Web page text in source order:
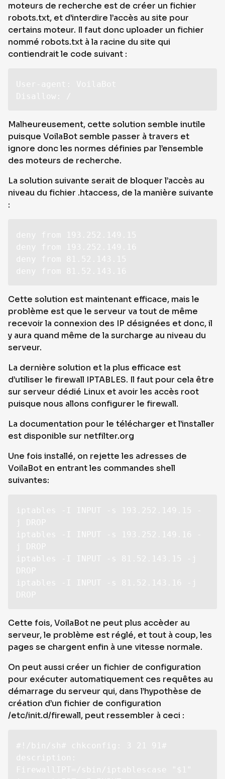
moteurs de recherche est de créer un fichier
robots.txt, et d’interdire l’accès au site pour
certains moteur. Il faut donc uploader un fichier
nommé robots.txt à la racine du site qui
contiendrait le code suivant :
User-agent: VoilaBot
Disallow: /
Malheureusement, cette solution semble inutile
puisque VoilaBot semble passer à travers et
ignore donc les normes définies par l’ensemble
des moteurs de recherche.
La solution suivante serait de bloquer l’accès au
niveau du fichier .htaccess, de la manière suivante
:
deny from 193.252.149.15
deny from 193.252.149.16
deny from 81.52.143.15
deny from 81.52.143.16
Cette solution est maintenant efficace, mais le
problème est que le serveur va tout de même
recevoir la connexion des IP désignées et donc, il
y aura quand même de la surcharge au niveau du
serveur.
La dernière solution et la plus efficace est
d’utiliser le firewall IPTABLES. Il faut pour cela être
sur serveur dédié Linux et avoir les accès root
puisque nous allons configurer le firewall.
La documentation pour le télécharger et l’installer
est disponible sur netfilter.org
Une fois installé, on rejette les adresses de
VoilaBot en entrant les commandes shell
suivantes:
iptables -I INPUT -s 193.252.149.15 -
j DROP
iptables -I INPUT -s 193.252.149.16 -
j DROP
iptables -I INPUT -s 81.52.143.15 -j
DROP
iptables -I INPUT -s 81.52.143.16 -j
DROP
Cette fois, VoilaBot ne peut plus accèder au
serveur, le problème est réglé, et tout à coup, les
pages se chargent enfin à une vitesse normale.
On peut aussi créer un fichier de configuration
pour exécuter automatiquement ces requêtes au
démarrage du serveur qui, dans l’hypothèse de
création d’un fichier de configuration
/etc/init.d/firewall, peut ressembler à ceci :
#!/bin/sh# chkconfig: 3 21 91#
description:
FirewallIPT=/sbin/iptablescase "$1"